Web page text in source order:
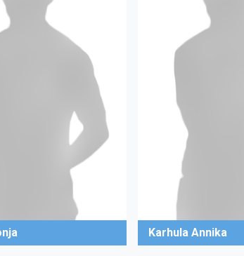
Karhula Annika